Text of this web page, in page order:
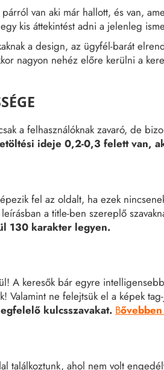
van aki már hallott, és van,
kis áttekintést adni a jelenleg
a design, az ügyfél-barát
nagyon nehéz előre kerülni a
a felhasználóknak zavaró, de
ideje 0,2-0,3 felett van,
fel az oldalt, ha ezek
a title-ben szereplő
130 karakter legyen.
A keresők bár egyre
Valamint ne felejtsük el a képek
kulcsszavakat. B
találkoztunk, ahol nem volt